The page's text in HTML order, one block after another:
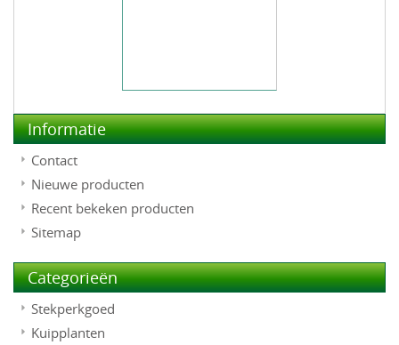
Informatie
Contact
Nieuwe producten
Recent bekeken producten
Sitemap
Categorieën
Stekperkgoed
Kuipplanten